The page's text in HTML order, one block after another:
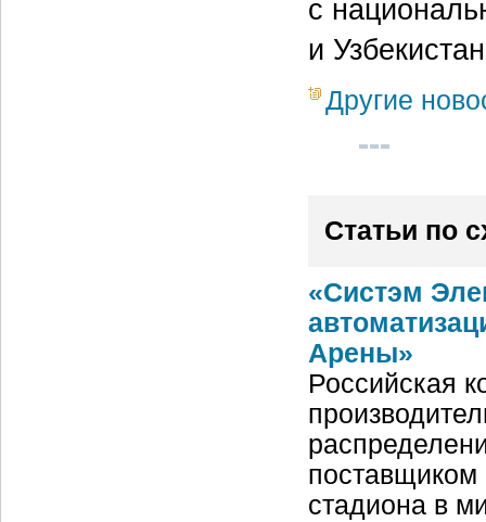
с
и
Другие
Статьи по
«Систэм
Арены»
Российская
поставщиком
стадиона в